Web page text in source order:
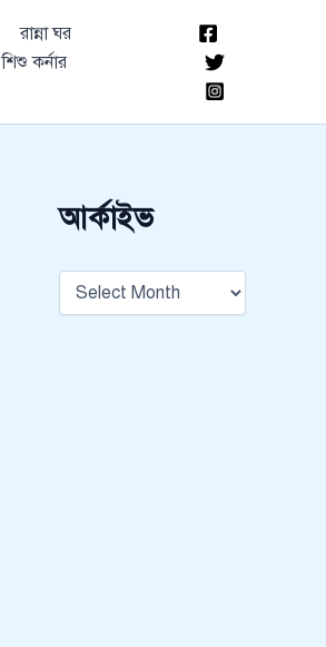
রান্না ঘর
শিশু কর্নার
আর্কাইভ
র্কা
ই